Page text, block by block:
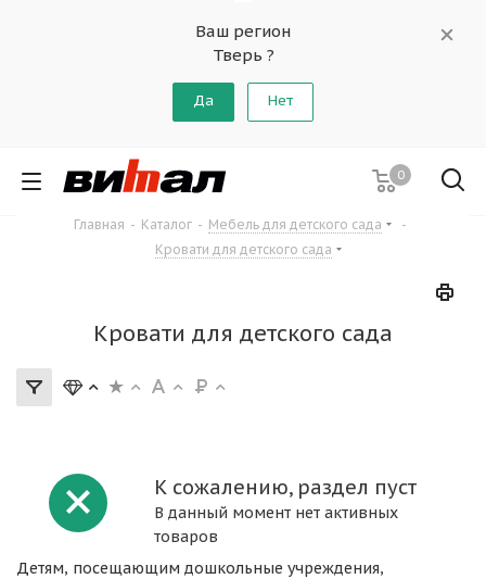
Ваш регион
Тверь ?
Да Нет
0
Главная - Каталог - Мебель для детского сада
-
Кровати для детского сада
Кровати для детского сада
К сожалению, раздел пуст
В данный момент нет активных
товаров
Детям, посещающим дошкольные учреждения,